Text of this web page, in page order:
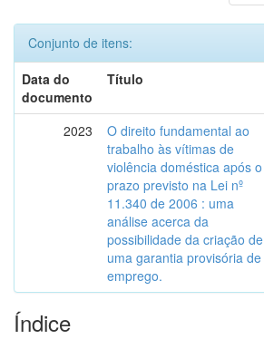
Conjunto de itens:
Data do
documento
Título
2023
O direito fundamental ao
trabalho às vítimas de
violência doméstica após o
prazo previsto na Lei nº
11.340 de 2006 : uma
análise acerca da
possibilidade da criação de
uma garantia provisória de
emprego.
Índice